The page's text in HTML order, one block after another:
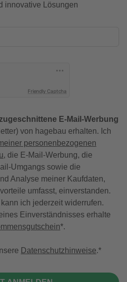
innovative Lösungen
Friendly Captcha
zugeschnittene E-Mail-Werbung
von hagebau erhalten. Ich
personenbezogenen
, die E-Mail-Werbung, die
Umgangs sowie die
Analyse meiner Kaufdaten,
umfasst, einverstanden.
ich jederzeit widerrufen.
Einverständnisses erhalte
*.
Datenschutzhinweise.